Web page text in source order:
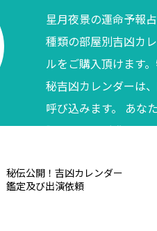
星月夜景の運命予報
種類の部屋別吉凶カ
ルをご購入頂けます
秘吉凶カレンダーは
呼び込みます。 あな
調べてからご購入く
秘伝公開！吉凶カレンダー
鑑定及び出演依頼